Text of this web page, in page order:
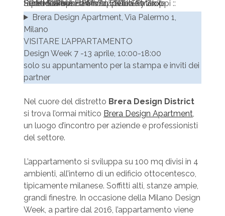
Sedie Patio / Ethimo :: Tavolo Patio / Ethimo :: Arazzo Cime / Saba :: Mobile Lunardelli Venezia :: Tappeto Sky / cc-tapis :: Lampada Moon / Davide Groppi :: Pareti Sikkens :: PH VALENTINA SOMMARIVA
Brera Design Apartment, Via Palermo 1,
Milano
VISITARE L’APPARTAMENTO
Design Week 7 -13 aprile, 10:00-18:00
solo su appuntamento per la stampa e inviti dei
partner
Nel cuore del distretto Brera Design District
si trova l’ormai mitico Brera Design Apartment,
un luogo d’incontro per aziende e professionisti
del settore.
L’appartamento si sviluppa su 100 mq divisi in 4
ambienti, all’interno di un edificio ottocentesco,
tipicamente milanese. Soffitti alti, stanze ampie,
grandi finestre. In occasione della Milano Design
Week, a partire dal 2016, l’appartamento viene